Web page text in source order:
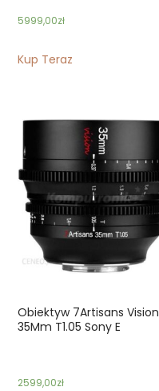
5999,00zł
Kup Teraz
Obiektyw 7Artisans Vision
35Mm T1.05 Sony E
2599,00zł